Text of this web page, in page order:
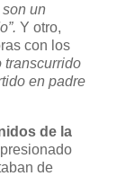
un
Y otro,
con los
transcurrido
en padre
de la
de